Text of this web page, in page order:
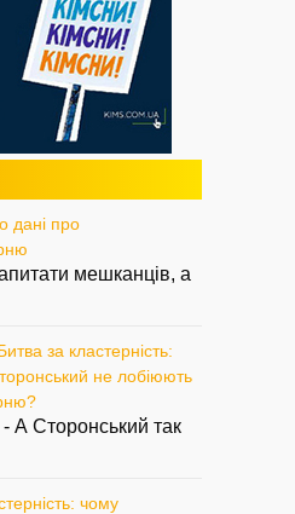
дані про
мешканців, а
за кластерність:
не лобіюють
А Сторонський так
чому